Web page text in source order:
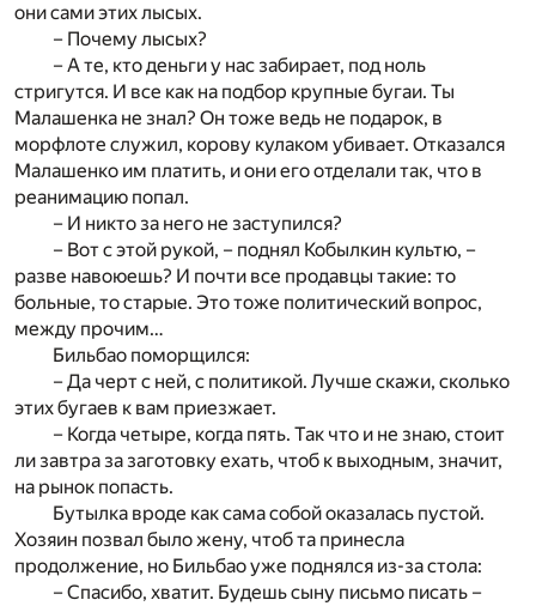
они сами этих лысых.
– Почему лысых?
– А те, кто деньги у нас забирает, под ноль
стригутся. И все как на подбор крупные бугаи. Ты
Малашенка не знал? Он тоже ведь не подарок, в
морфлоте служил, корову кулаком убивает. Отказался
Малашенко им платить, и они его отделали так, что в
реанимацию попал.
– И никто за него не заступился?
– Вот с этой рукой, – поднял Кобылкин культю, –
разве навоюешь? И почти все продавцы такие: то
больные, то старые. Это тоже политический вопрос,
между прочим…
Бильбао поморщился:
– Да черт с ней, с политикой. Лучше скажи, сколько
этих бугаев к вам приезжает.
– Когда четыре, когда пять. Так что и не знаю, стоит
ли завтра за заготовку ехать, чтоб к выходным, значит,
на рынок попасть.
Бутылка вроде как сама собой оказалась пустой.
Хозяин позвал было жену, чтоб та принесла
продолжение, но Бильбао уже поднялся из-за стола:
– Спасибо, хватит. Будешь сыну письмо писать –